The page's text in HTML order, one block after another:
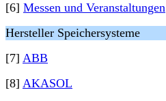
[6] Messen und Veranstaltungen
Hersteller Speichersysteme
[7] ABB
[8] AKASOL